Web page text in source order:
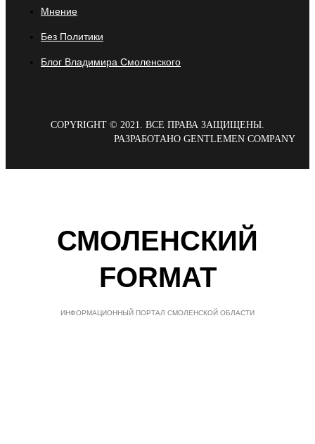
Мнение
Без Политики
Блог Владимира Смоленского
COPYRIGHT © 2021. ВСЕ ПРАВА ЗАЩИЩЕНЫ.
РАЗРАБОТАНО GENTLEMEN COMPANY
СМОЛЕНСКИЙ
FORMAT
ИНФОРМАЦИОННЫЙ ПОРТАЛ СМОЛЕНСКОЙ ОБЛАСТИ